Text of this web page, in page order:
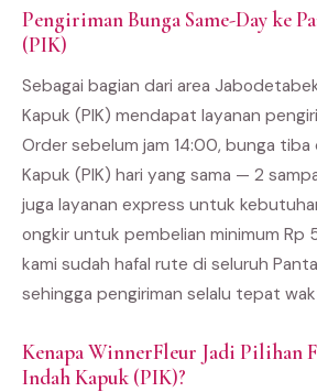
Pengiriman Bunga Same-Day ke
(PIK)
Sebagai bagian dari area
Kapuk (PIK) mendapat layanan
Order sebelum jam 14:00, bunga tiba
Kapuk (PIK) hari yang sama — 2
juga layanan express untuk
ongkir untuk pembelian minimum Rp
kami sudah hafal rute di seluruh
sehingga pengiriman selalu tepat
Kenapa WinnerFleur Jadi Pilihan
Indah Kapuk (PIK)?